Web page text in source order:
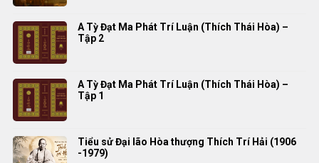
A Tỳ Đạt Ma Phát Trí Luận (Thích Thái Hòa) –
Tập 2
A Tỳ Đạt Ma Phát Trí Luận (Thích Thái Hòa) –
Tập 1
Tiểu sử Đại lão Hòa thượng Thích Trí Hải (1906
-1979)